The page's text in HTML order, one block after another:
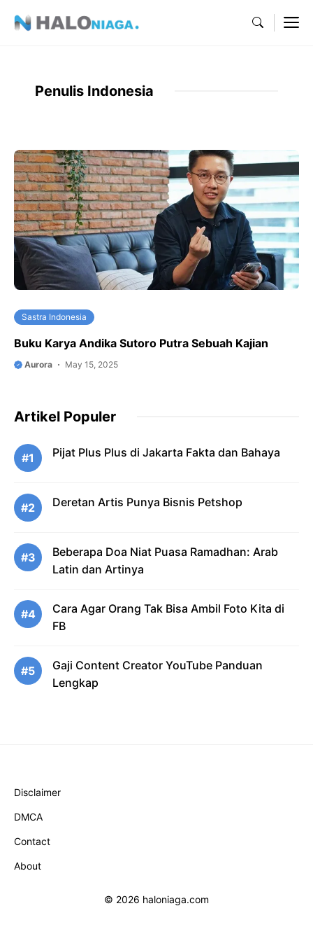
Penulis Indonesia
Sastra Indonesia
Buku Karya Andika Sutoro Putra Sebuah Kajian
Aurora May 15, 2025
Artikel Populer
#1 Pijat Plus Plus di Jakarta Fakta dan Bahaya
#2 Deretan Artis Punya Bisnis Petshop
#3
Beberapa Doa Niat Puasa Ramadhan: Arab
Latin dan Artinya
#4
Cara Agar Orang Tak Bisa Ambil Foto Kita di
FB
#5
Gaji Content Creator YouTube Panduan
Lengkap
Disclaimer
DMCA
Contact
About
© 2026 haloniaga.com